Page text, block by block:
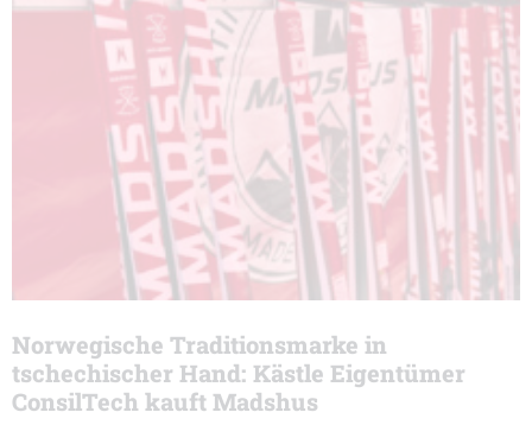
Norwegische Traditionsmarke in
tschechischer Hand: Kästle Eigentümer
ConsilTech kauft Madshus